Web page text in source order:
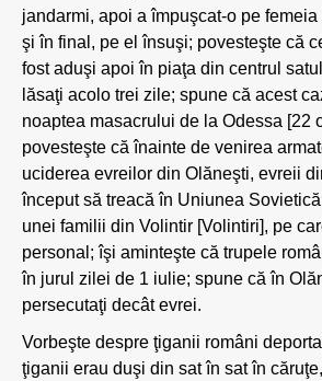
jandarmi, apoi a împuşcat-o pe
şi în final, pe el însuşi; povesteşte că
fost aduşi apoi în piaţa din centrul
lăsaţi acolo trei zile; spune că acest
noaptea masacrului de la Odessa [22
povesteşte că înainte de venirea
uciderea evreilor din Olăneşti, evreii
început să treacă în Uniunea
unei familii din Volintir [Volintiri], pe
personal; îşi aminteşte că trupele
în jurul zilei de 1 iulie; spune că în
persecutaţi decât evrei.
Vorbeşte despre ţiganii români
ţiganii erau duşi din sat în sat în